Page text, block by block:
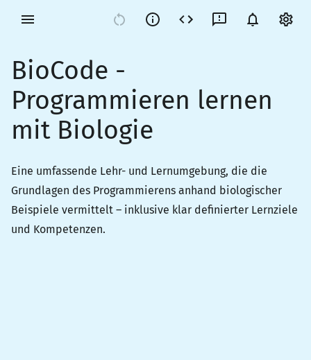
BioCode -
Programmieren lernen
mit Biologie
Eine umfassende Lehr- und Lernumgebung, die die
Grundlagen des Programmierens anhand biologischer
Beispiele vermittelt – inklusive klar definierter Lernziele
und Kompetenzen.